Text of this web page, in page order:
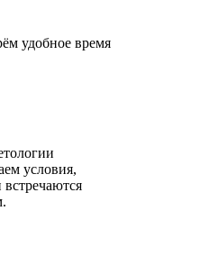
удобное время
условия,